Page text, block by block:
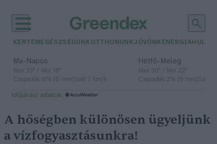
KERTEM EGÉSZSÉGÜNK OTTHONUNKJÖVŐNK ENERGIA
Ma– Napos
Max 33° / Min 18°
Csapadék: 0% (0 mm)Szél: 7 km/h
Hétfő– Meleg
Max 36° / Min 22°
Csapadék: 2% (0 mm)Szél:
időjárási adatok:
A hőségben különösen ügyeljünk
a vízfogyasztásunkra!